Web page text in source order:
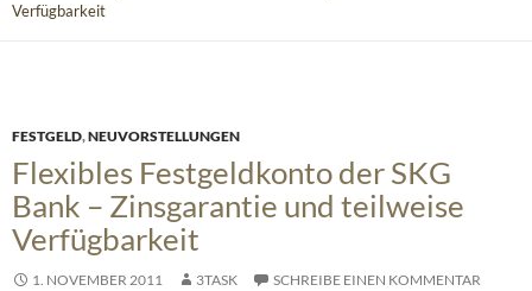
Verfügbarkeit
FESTGELD,NEUVORSTELLUNGEN
Flexibles Festgeldkonto der SKG
Bank – Zinsgarantie und teilweise
Verfügbarkeit
1. NOVEMBER 2011 3TASK SCHREIBE EINEN KOMMENTAR